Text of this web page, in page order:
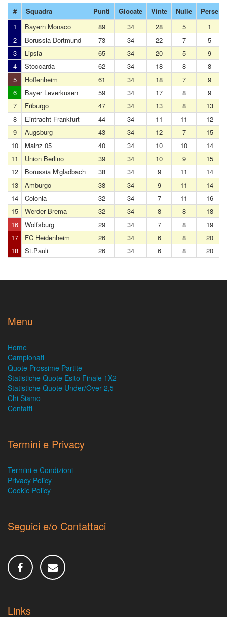
# Squadra Punti Giocate Vinte Nulle
Perse
1
Bayern Monaco 89 34 28 5
1
2
Borussia Dortmund 73 34 22 7
5
3
Lipsia 65 34 20 5
9
4
Stoccarda 62 34 18 8
8
5
Hoffenheim 61 34 18 7
9
6
Bayer Leverkusen 59 34 17 8
9
7
Friburgo 47 34 13 8
13
8
Eintracht Frankfurt 44 34 11 11
12
9
Augsburg 43 34 12 7
15
10
Mainz 05 40 34 10 10
14
11
Union Berlino 39 34 10 9
15
12
Borussia M'gladbach 38 34 9 11
14
13
Amburgo 38 34 9 11
14
14
Colonia 32 34 7 11
16
15
Werder Brema 32 34 8 8
18
16
Wolfsburg 29 34 7 8
19
17
FC Heidenheim 26 34 6 8
20
18
St.Pauli 26 34 6 8 20
Menu
Home
Campionati
Quote Prossime Partite
Statistiche Quote Esito Finale 1X2
Statistiche Quote Under/Over 2,5
Chi Siamo
Contatti
Termini e Privacy
Termini e Condizioni
Privacy Policy
Cookie Policy
Seguici e/o Contattaci
Links